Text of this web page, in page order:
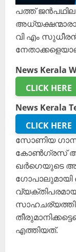
പത്ത്
വി എം
നേതാക്കളെയാണ്
News Kerala
CLICK HERE
News Kerala
CLICK HERE
സോണിയ
കോൺ​ഗ്രസ്
ഖർഗെയുടെ
ഗോപാലുമായി
എത്തിയത്.